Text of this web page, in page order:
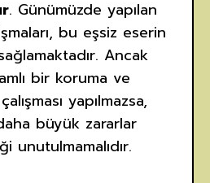
. Günümüzde yapılan
bu eşsiz eserin
Ancak
bir koruma ve
yapılmazsa,
büyük zararlar
unutulmamalıdır.